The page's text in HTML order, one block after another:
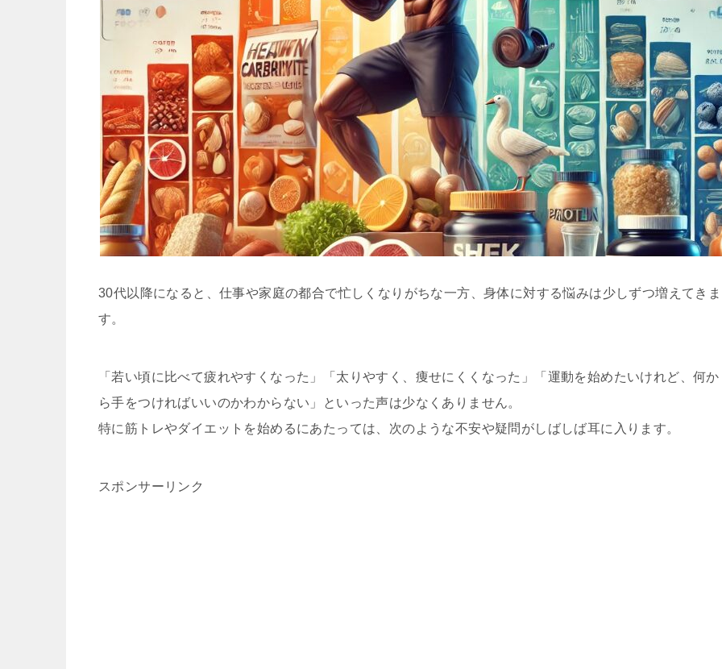
30代以降になると、仕事や家庭の都合で忙しくなりがちな一方、身体に対する悩みは少しずつ増えてきま
す。
「若い頃に比べて疲れやすくなった」「太りやすく、痩せにくくなった」「運動を始めたいけれど、何か
ら手をつければいいのかわからない」といった声は少なくありません。
特に筋トレやダイエットを始めるにあたっては、次のような不安や疑問がしばしば耳に入ります。
スポンサーリンク